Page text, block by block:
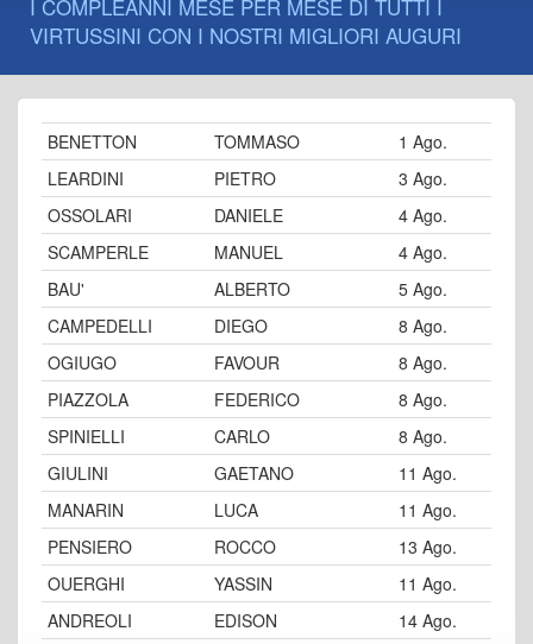
I COMPLEANNI MESE PER MESE DI TUTTI I
VIRTUSSINI CON I NOSTRI MIGLIORI AUGURI
BENETTON TOMMASO
1 Ago.
LEARDINI
PIETRO
3 Ago.
OSSOLARI
DANIELE
4 Ago.
SCAMPERLE
MANUEL
4 Ago.
BAU'
ALBERTO
5 Ago.
CAMPEDELLI
DIEGO
8 Ago.
OGIUGO
FAVOUR
8 Ago.
PIAZZOLA
FEDERICO
8 Ago.
SPINIELLI
CARLO
8 Ago.
GIULINI
GAETANO
11 Ago.
MANARIN
LUCA
11 Ago.
PENSIERO
ROCCO
13 Ago.
OUERGHI
YASSIN
11 Ago.
ANDREOLI
EDISON
14 Ago.